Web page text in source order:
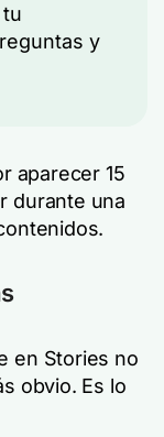
y
aparecer 15
durante una
en Stories no
obvio. Es lo